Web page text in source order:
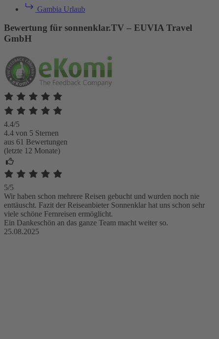
Gambia Urlaub
Bewertung für sonnenklar.TV – EUVIA Travel
GmbH
4.4/5
4.4 von 5 Sternen
aus 61 Bewertungen
(letzte 12 Monate)
5/5
Wir haben schon mehrere Reisen gebucht und wurden noch nie
enttäuscht. Fazit der Reiseanbieter Sonnenklar hat uns schon sehr
viele schöne Fernreisen ermöglicht.
Ein Dankeschön an das ganze Team macht weiter so.
25.08.2025